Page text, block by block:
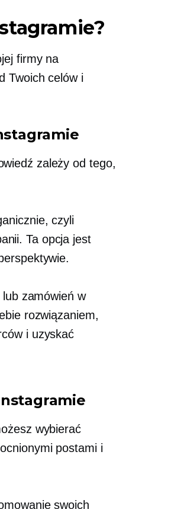
firmy na
Twoich celów i
zależy od tego,
czyli
Ta opcja jest
zamówień w
rozwiązaniem,
i uzyskać
wybierać
postami i
swoich